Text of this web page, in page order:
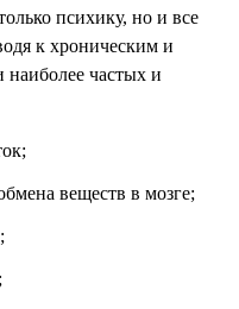
психику, но и все
к хроническим и
частых и
веществ в мозге;